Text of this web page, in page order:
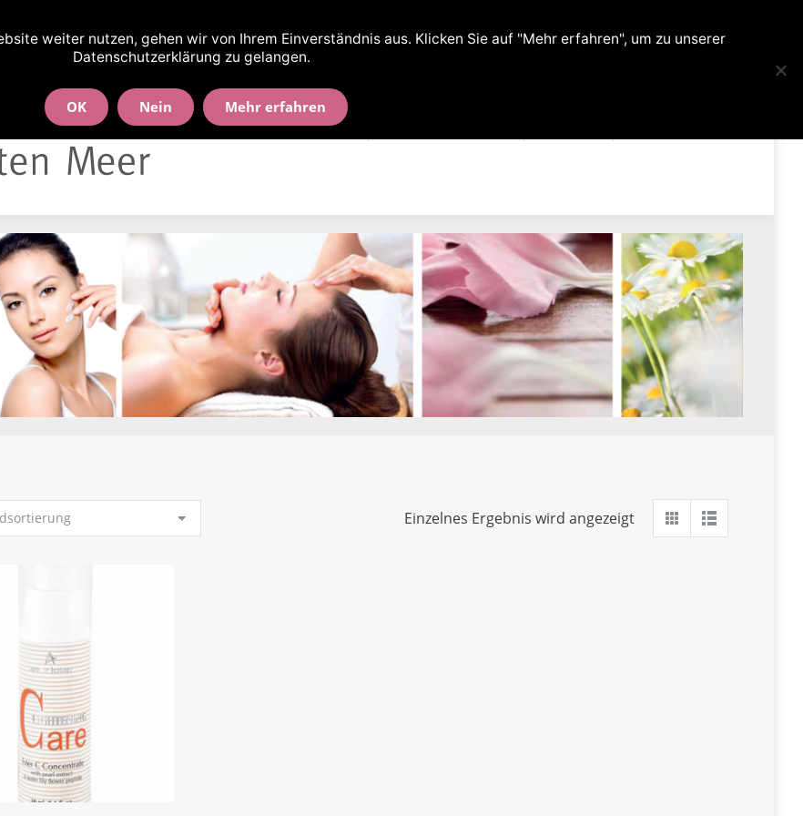
Willkommen!
Einzelnes Ergebnis wird angezeigt
weiter nutzen, gehen wir von Ihrem Einverständnis aus. Klicken Sie auf "Mehr erfahren", um zu unserer
Datenschutzerklärung zu gelangen.
OK Nein Mehr erfahren